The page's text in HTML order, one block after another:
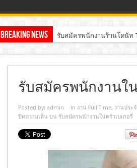
Breaking News รับสมัครพนักงานร้านโดนัท
รับสมัครพนักงานใ
Posted by: admin in งาน Full Time, งานประจํ
ปิดความเห็น บน รับสมัครพนักงานในครัวเบเกอรี่